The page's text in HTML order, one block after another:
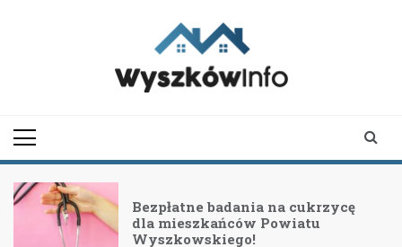
Bezpłatne badania na cukrzycę
dla mieszkańców Powiatu
Wyszkowskiego!